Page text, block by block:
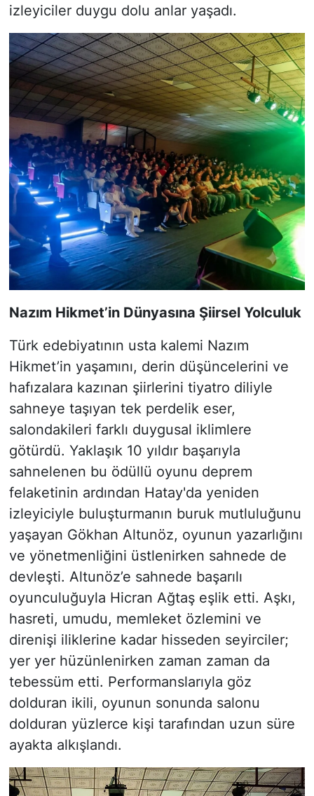
izleyiciler duygu dolu anlar yaşadı.
Nazım Hikmet’in Dünyasına Şiirsel Yolculuk
Türk edebiyatının usta kalemi Nazım
Hikmet’in yaşamını, derin düşüncelerini ve
hafızalara kazınan şiirlerini tiyatro diliyle
sahneye taşıyan tek perdelik eser,
salondakileri farklı duygusal iklimlere
götürdü. Yaklaşık 10 yıldır başarıyla
sahnelenen bu ödüllü oyunu deprem
felaketinin ardından Hatay'da yeniden
izleyiciyle buluşturmanın buruk mutluluğunu
yaşayan Gökhan Altunöz, oyunun yazarlığını
ve yönetmenliğini üstlenirken sahnede de
devleşti. Altunöz’e sahnede başarılı
oyunculuğuyla Hicran Ağtaş eşlik etti. Aşkı,
hasreti, umudu, memleket özlemini ve
direnişi iliklerine kadar hisseden seyirciler;
yer yer hüzünlenirken zaman zaman da
tebessüm etti. Performanslarıyla göz
dolduran ikili, oyunun sonunda salonu
dolduran yüzlerce kişi tarafından uzun süre
ayakta alkışlandı.